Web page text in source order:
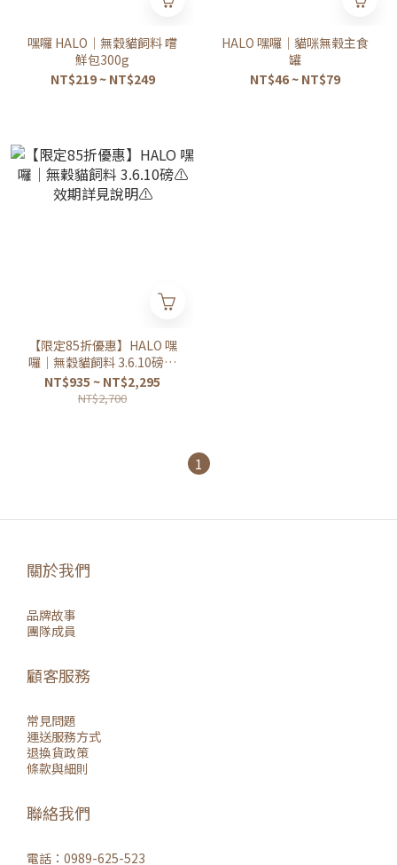
嘿囉 HALO｜無穀貓飼料 嚐
鮮包300g
NT$219 ~ NT$249
HALO 嘿囉｜貓咪無榖主食
罐
NT$46 ~ NT$79
【限定85折優惠】HALO 嘿
囉｜無穀貓飼料 3.6.10磅⚠️
效期詳見說明⚠️
NT$935 ~ NT$2,295
NT$2,700
1
關於我們
品牌故事
團隊成員
顧客服務
常見問題
運送服務方式
退換貨政策
條款與細則
聯絡我們
電話：0989-625-523